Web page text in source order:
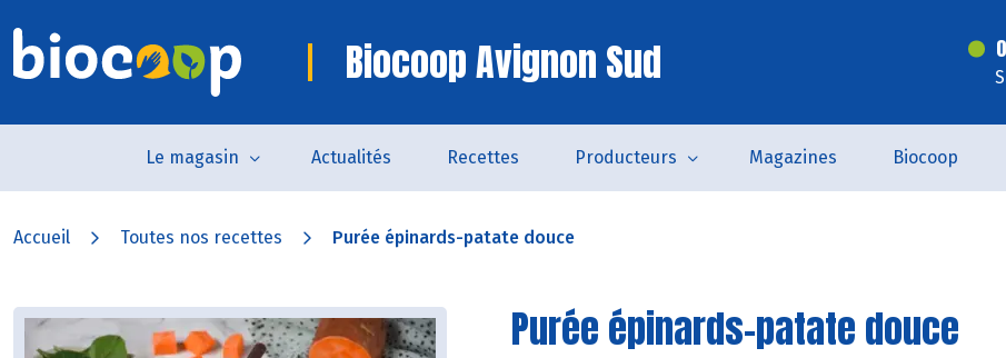
Biocoop Avignon Sud
Le magasin Actualités Recettes Producteurs Magazines Biocoop
Accueil Toutes nos recettes Purée épinards-patate douce
Purée épinards-patate douce